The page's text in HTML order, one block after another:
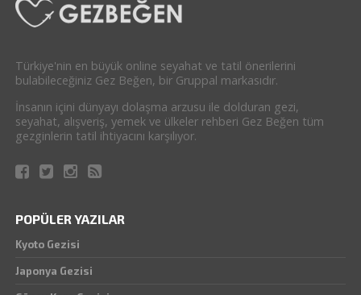
Türkiye'nin en büyük online seyahat ve tatil önerilerini
bulabileceğiniz Gez Beğen, bir Gruppal markasıdır.
İnsanın içini dünyayı dolaşma arzusu ile dolduran gezi,
seyahat, alışveriş, yemek ve ülkeler rehberi Gez Beğen tüm
gezginlerin tatil ihtiyacını karşılıyor.
POPÜLER YAZILAR
Kyoto Gezisi
Japonya Gezisi